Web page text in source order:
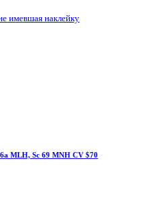
имевшая наклейку
MLH, Sc 69 MNH CV $70